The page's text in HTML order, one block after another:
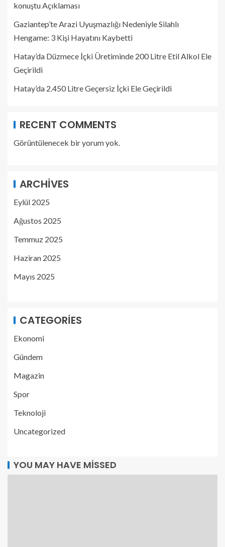
konuştu Açıklaması
Gaziantep’te Arazi Uyuşmazlığı Nedeniyle Silahlı
Hengame: 3 Kişi Hayatını Kaybetti
Hatay’da Düzmece İçki Üretiminde 200 Litre Etil Alkol Ele
Geçirildi
Hatay’da 2.450 Litre Geçersiz İçki Ele Geçirildi
RECENT COMMENTS
Görüntülenecek bir yorum yok.
ARCHIVES
Eylül 2025
Ağustos 2025
Temmuz 2025
Haziran 2025
Mayıs 2025
CATEGORIES
Ekonomi
Gündem
Magazin
Spor
Teknoloji
Uncategorized
YOU MAY HAVE MISSED